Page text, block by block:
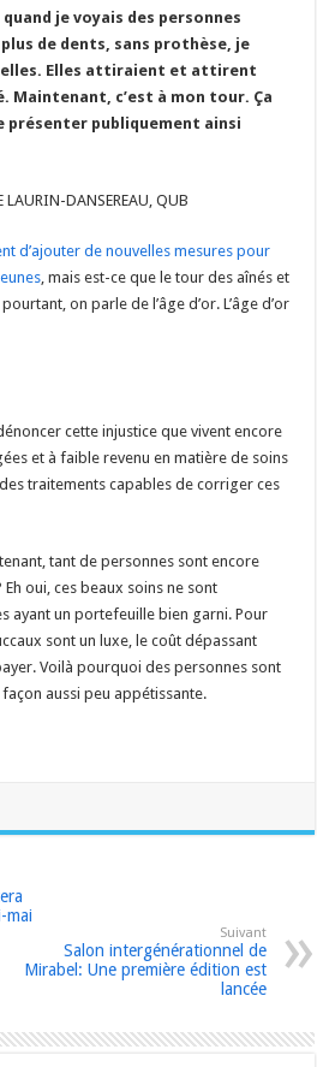
je voyais des personnes
de dents, sans prothèse, je
elles. Elles attiraient et attirent
Maintenant, c’est à mon tour. Ça
présenter publiquement ainsi
LAURIN-DANSEREAU, QUB
d’ajouter de nouvelles mesures pour
, mais est-ce que le tour des aînés et
on parle de l’âge d’or. L’âge d’or
cette injustice que vivent encore
et à faible revenu en matière de soins
traitements capables de corriger ces
tant de personnes sont encore
oui, ces beaux soins ne sont
ayant un portefeuille bien garni. Pour
sont un luxe, le coût dépassant
Voilà pourquoi des personnes sont
aussi peu appétissante.
mai
Suivant
Salon intergénérationnel de
Mirabel: Une première édition est
lancée